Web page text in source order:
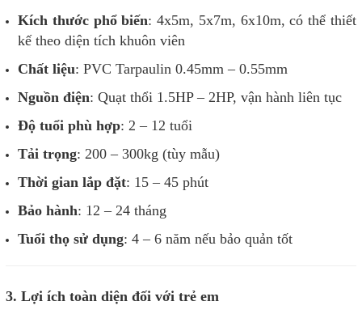
Kích thước phổ biến: 4x5m, 5x7m, 6x10m, có thể thiết
kế theo diện tích khuôn viên
Chất liệu: PVC Tarpaulin 0.45mm – 0.55mm
Nguồn điện: Quạt thổi 1.5HP – 2HP, vận hành liên tục
Độ tuổi phù hợp: 2 – 12 tuổi
Tải trọng: 200 – 300kg (tùy mẫu)
Thời gian lắp đặt: 15 – 45 phút
Bảo hành: 12 – 24 tháng
Tuổi thọ sử dụng: 4 – 6 năm nếu bảo quản tốt
3. Lợi ích toàn diện đối với trẻ em